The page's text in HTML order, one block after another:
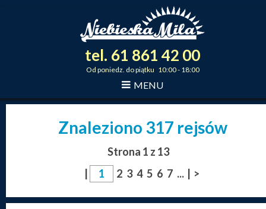
tel. 61 861 42 00
Od poniedz. do piątku 10:00 - 18:00
MENU
Znaleziono 317 rejsów
Strona 1 z 13
2 3 4 5 6 7 ... >